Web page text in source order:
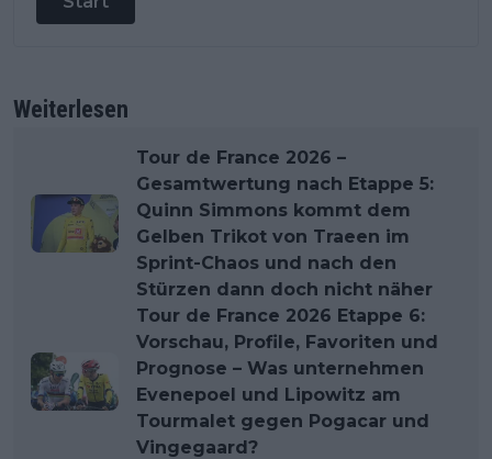
Weiterlesen
Tour de France 2026 –
Gesamtwertung nach Etappe 5:
Quinn Simmons kommt dem
Gelben Trikot von Traeen im
Sprint-Chaos und nach den
Stürzen dann doch nicht näher
Tour de France 2026 Etappe 6:
Vorschau, Profile, Favoriten und
Prognose – Was unternehmen
Evenepoel und Lipowitz am
Tourmalet gegen Pogacar und
Vingegaard?